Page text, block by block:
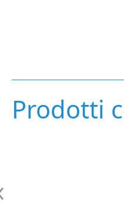
Prodotti